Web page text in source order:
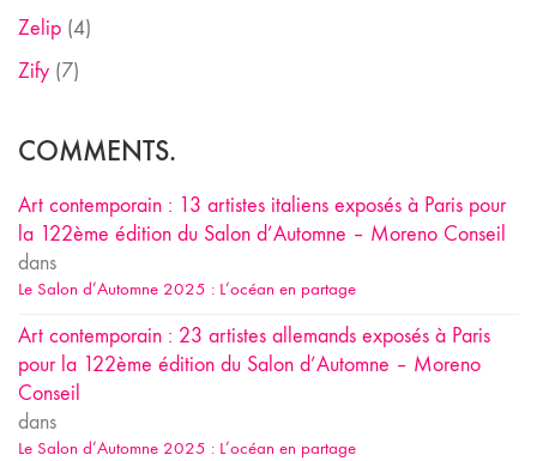
Zelip (4)
Zify (7)
COMMENTS.
Art contemporain : 13 artistes italiens exposés à Paris pour
la 122ème édition du Salon d’Automne – Moreno Conseil
dans
Le Salon d’Automne 2025 : L’océan en partage
Art contemporain : 23 artistes allemands exposés à Paris
pour la 122ème édition du Salon d’Automne – Moreno
Conseil
dans
Le Salon d’Automne 2025 : L’océan en partage